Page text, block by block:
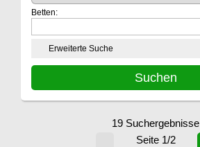
Betten:
Erweiterte Suche
19 Suchergebnisse
Seite 1/2